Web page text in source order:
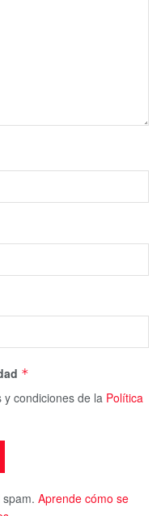
*
condiciones de la Política
Aprende cómo se